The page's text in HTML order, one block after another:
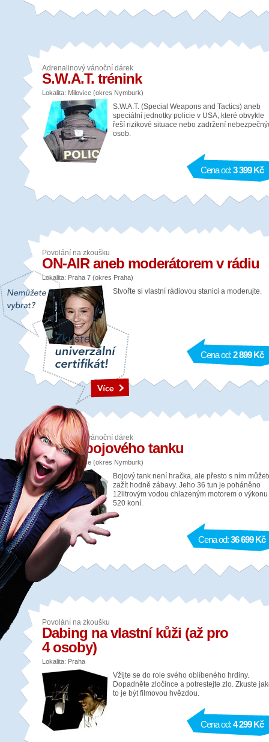
Adrenalinový vánoční dárek
S.W.A.T. trénink
Lokalita: Milovice (okres Nymburk)
S.W.A.T. (Special Weapons and Tactics) aneb
speciální jednotky policie v USA, které obvykle
řeší rizikové situace nebo zadržení
osob.
Cena od:3 399 Kč
Povolání na zkoušku
ON-AIR aneb moderátorem v rádiu
Lokalita: Praha 7 (okres Praha)
Stvořte si vlastní rádiovou stanici a moderujte.
Cena od:2 899 Kč
Adrenalinový vánoční dárek
Řízení bojového tanku
Lokalita: Milovice (okres Nymburk)
Bojový tank není hračka, ale přesto s ním
zažít hodně zábavy. Jeho 36 tun je poháněno
12litrovým vodou chlazeným motorem o výkonu
520 koní.
Cena od:36 699 Kč
Povolání na zkoušku
Dabing na vlastní kůži (až pro
4 osoby)
Lokalita: Praha
Vžijte se do role svého oblíbeného hrdiny.
Dopadněte zločince a potrestejte zlo. Zkuste
to je být filmovou hvězdou.
Cena od:4 299 Kč